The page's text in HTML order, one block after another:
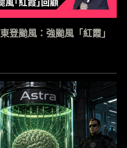
登颱風：強颱風「紅霞」